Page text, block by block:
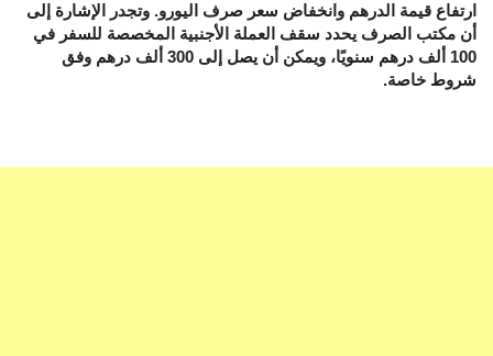
ارتفاع قيمة الدرهم وانخفاض سعر صرف اليورو. وتجدر الإشارة إلى
أن مكتب الصرف يحدد سقف العملة الأجنبية المخصصة للسفر في
100 ألف درهم سنويًا، ويمكن أن يصل إلى 300 ألف درهم وفق
شروط خاصة.